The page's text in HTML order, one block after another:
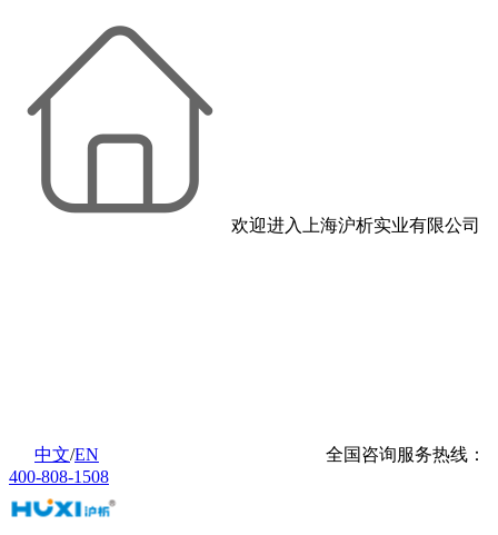
欢迎进入上海沪析实业有限公司
中文/EN
全国咨询服务热线：
400-808-1508